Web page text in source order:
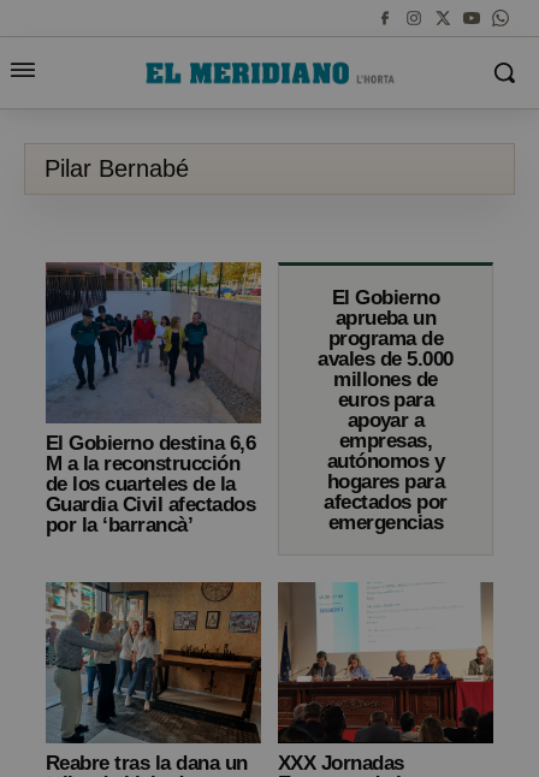
Pilar Bernabé
El Gobierno destina 6,6
M a la reconstrucción
de los cuarteles de la
Guardia Civil afectados
por la ‘barrancà’
El Gobierno
aprueba un
programa de
avales de 5.000
millones de
euros para
apoyar a
empresas,
autónomos y
hogares para
afectados por
emergencias
Reabre tras la dana un
XXX Jornadas